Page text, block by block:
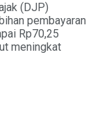
(DJP)
pembayaran
Rp70,25
meningkat